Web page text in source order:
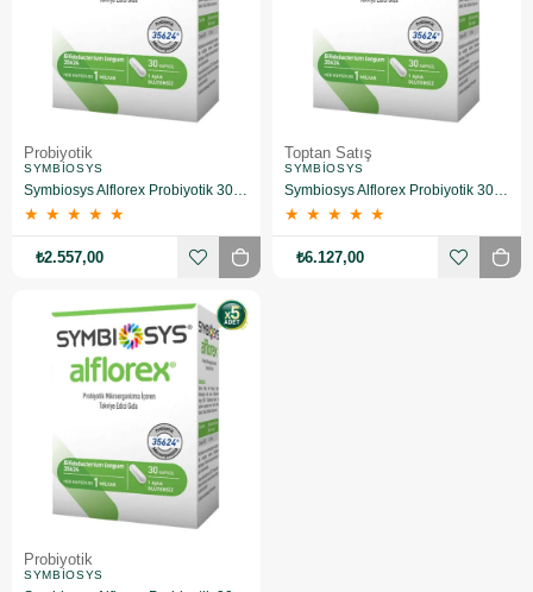
Probiyotik
SYMBIOSYS
Symbiosys Alflorex Probiyotik 30 Kapsül 4'lü
★ ★ ★ ★ ★
₺2.557,00
Toptan Satış
SYMBIOSYS
Symbiosys Alflorex Probiyotik 30 Kapsül 10'lu (MF-173638-10)
★ ★ ★ ★ ★
₺6.127,00
Probiyotik
SYMBIOSYS